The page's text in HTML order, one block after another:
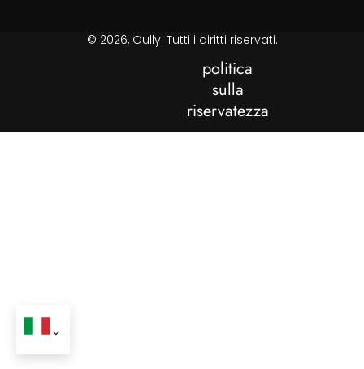
© 2026, Oully. Tutti i diritti riservati.
politica
sulla
riservatezza